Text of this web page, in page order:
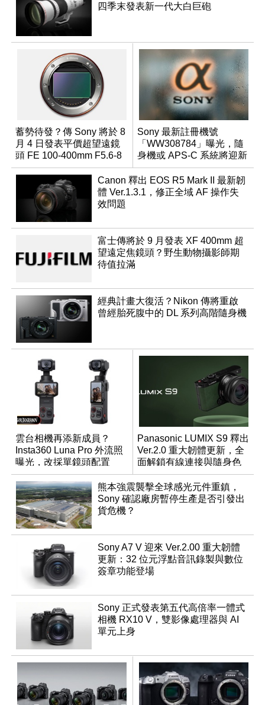
四季末發表新一代大白巨砲
蓄勢待發？傳 Sony 將於 8
月 4 日發表平價超望遠鏡
頭 FE 100-400mm F5.6-8
Sony 最新註冊機號
「WW308784」曝光，隨
身機或 APS-C 系統將迎新
成員？
Canon 釋出 EOS R5 Mark II 最新韌
體 Ver.1.3.1，修正全域 AF 操作失
效問題
富士傳將於 9 月發表 XF 400mm 超
望遠定焦鏡頭？野生動物攝影師期
待值拉滿
經典計畫大復活？Nikon 傳將重啟
曾經胎死腹中的 DL 系列高階隨身機
雲台相機再添新成員？
Insta360 Luna Pro 外流照
曝光，改採單鏡頭配置
Panasonic LUMIX S9 釋出
Ver.2.0 重大韌體更新，全
面解鎖有線連接與隨身色
調編輯
熊本強震襲擊全球感光元件重鎮，
Sony 確認廠房暫停生產是否引發出
貨危機？
Sony A7 V 迎來 Ver.2.00 重大韌體
更新：32 位元浮點音訊錄製與數位
簽章功能登場
Sony 正式發表第五代高倍率一體式
相機 RX10 V，雙影像處理器與 AI
單元上身